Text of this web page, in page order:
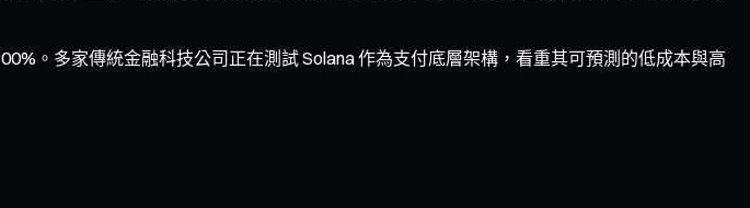
。多家傳統金融科技公司正在測試 Solana 作為支付底層架構，看重其可預測的低成本與高